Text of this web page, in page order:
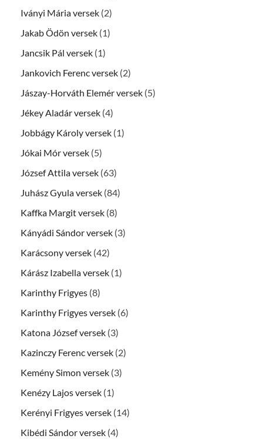
Iványi Mária versek (2)
Jakab Ödön versek (1)
Jancsik Pál versek (1)
Jankovich Ferenc versek (2)
Jászay-Horváth Elemér versek (5)
Jékey Aladár versek (4)
Jobbágy Károly versek (1)
Jókai Mór versek (5)
József Attila versek (63)
Juhász Gyula versek (84)
Kaffka Margit versek (8)
Kányádi Sándor versek (3)
Karácsony versek (42)
Kárász Izabella versek (1)
Karinthy Frigyes (8)
Karinthy Frigyes versek (6)
Katona József versek (3)
Kazinczy Ferenc versek (2)
Kemény Simon versek (3)
Kenézy Lajos versek (1)
Kerényi Frigyes versek (14)
Kibédi Sándor versek (4)